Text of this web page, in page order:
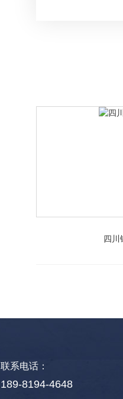
四川
联系电话：
189-8194-4648